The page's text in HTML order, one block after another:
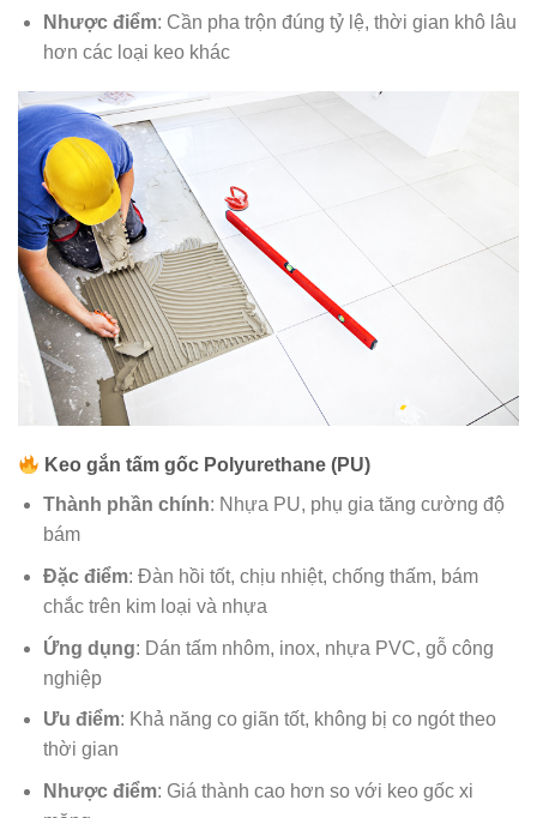
Nhược điểm: Cần pha trộn đúng tỷ lệ, thời gian khô lâu
hơn các loại keo khác
Keo gắn tấm gốc Polyurethane (PU)
Thành phần chính: Nhựa PU, phụ gia tăng cường độ
bám
Đặc điểm: Đàn hồi tốt, chịu nhiệt, chống thấm, bám
chắc trên kim loại và nhựa
Ứng dụng: Dán tấm nhôm, inox, nhựa PVC, gỗ công
nghiệp
Ưu điểm: Khả năng co giãn tốt, không bị co ngót theo
thời gian
Nhược điểm: Giá thành cao hơn so với keo gốc xi